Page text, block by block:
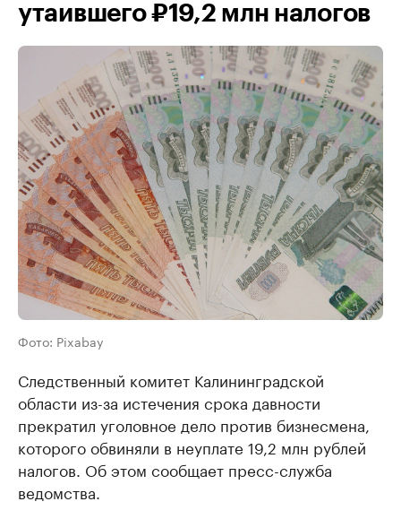
утаившего ₽19,2 млн налогов
Фото: Pixabay
Следственный комитет Калининградской
области из-за истечения срока давности
прекратил уголовное дело против бизнесмена,
которого обвиняли в неуплате 19,2 млн рублей
налогов. Об этом сообщает пресс-служба
ведомства.